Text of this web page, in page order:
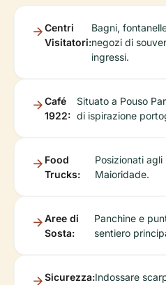
Centri
Visitatori:
Bagni,
negozi di
ingressi.
Café
1922:
Situato a Pouso
di ispirazione
Food
Trucks:
Posizionati agli
Maioridade.
Aree di
Sosta:
Panchine e
sentiero
Sicurezza:Indossare